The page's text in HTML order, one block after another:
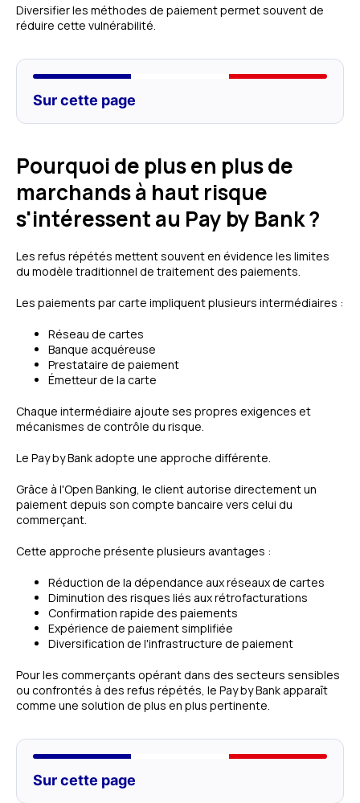
Diversifier les méthodes de paiement permet souvent de
réduire cette vulnérabilité.
Sur cette page
Pourquoi de plus en plus de
marchands à haut risque
s'intéressent au Pay by Bank ?
Les refus répétés mettent souvent en évidence les limites
du modèle traditionnel de traitement des paiements.
Les paiements par carte impliquent plusieurs intermédiaires :
Réseau de cartes
Banque acquéreuse
Prestataire de paiement
Émetteur de la carte
Chaque intermédiaire ajoute ses propres exigences et
mécanismes de contrôle du risque.
Le Pay by Bank adopte une approche différente.
Grâce à l'Open Banking, le client autorise directement un
paiement depuis son compte bancaire vers celui du
commerçant.
Cette approche présente plusieurs avantages :
Réduction de la dépendance aux réseaux de cartes
Diminution des risques liés aux rétrofacturations
Confirmation rapide des paiements
Expérience de paiement simplifiée
Diversification de l'infrastructure de paiement
Pour les commerçants opérant dans des secteurs sensibles
ou confrontés à des refus répétés, le Pay by Bank apparaît
comme une solution de plus en plus pertinente.
Sur cette page